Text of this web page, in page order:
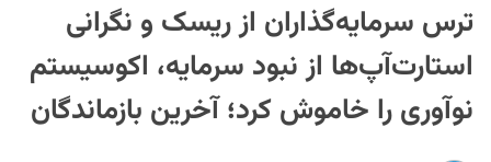
ترس سرمایه‌گذاران از ریسک و نگرانی
استارت‌آپ‌ها از نبود سرمایه، اکوسیستم
نوآوری را خاموش کرد؛ آخرین بازماندگان